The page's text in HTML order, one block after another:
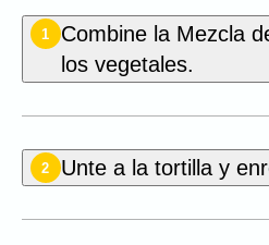
1
Combine la Mezcla
los vegetales.
2 Unte a la tortilla y